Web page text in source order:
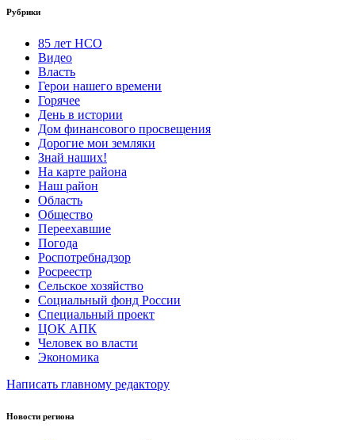
Рубрики
85 лет НСО
Видео
Власть
Герои нашего времени
Горячее
День в истории
Дом финансового просвещения
Дорогие мои земляки
Знай наших!
На карте района
Наш район
Область
Общество
Переехавшие
Погода
Роспотребнадзор
Росреестр
Сельское хозяйство
Социальный фонд России
Специальный проект
ЦОК АПК
Человек во власти
Экономика
Написать главному редактору
Новости региона